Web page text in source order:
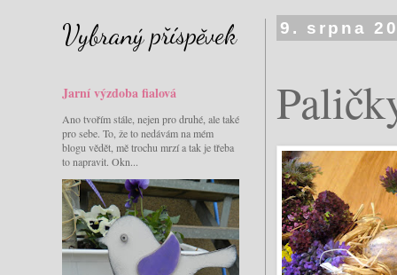
9. srpna
Vybraný příspěvek
Jarní výzdoba fialová
Ano tvořím stále, nejen pro druhé, ale také
pro sebe. To, že to nedávám na mém
blogu vědět, mě trochu mrzí a tak je třeba
to napravit. Okn...